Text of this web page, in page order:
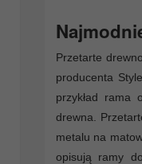
Przetarte
producenta
przykład rama
drewna.
metalu na
opisują ramy